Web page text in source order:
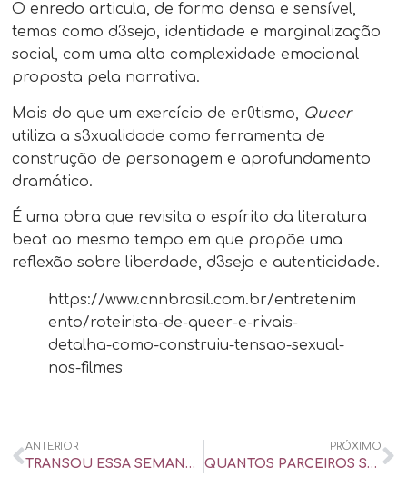
O enredo articula, de forma densa e sensível,
temas como d3sejo, identidade e marginalização
social, com uma alta complexidade emocional
proposta pela narrativa.
Mais do que um exercício de er0tismo, Queer
utiliza a s3xualidade como ferramenta de
construção de personagem e aprofundamento
dramático.
É uma obra que revisita o espírito da literatura
beat ao mesmo tempo em que propõe uma
reflexão sobre liberdade, d3sejo e autenticidade.
https://www.cnnbrasil.com.br/entretenim
ento/roteirista-de-queer-e-rivais-
detalha-como-construiu-tensao-sexual-
nos-filmes
ANTERIOR
TRANSOU ESSA SEMANA? CIÊNCIA TENTA CALCULAR FREQUÊNCIA ‘IDEAL’ PARA O SEXO – UOL UNIVERSA
PRÓXIMO
QUANTOS PARCEIROS SÃO DEMAIS? SPOILER: ESSA PERGUNTA É PURO CONTROLE – UOL UNIVERSA